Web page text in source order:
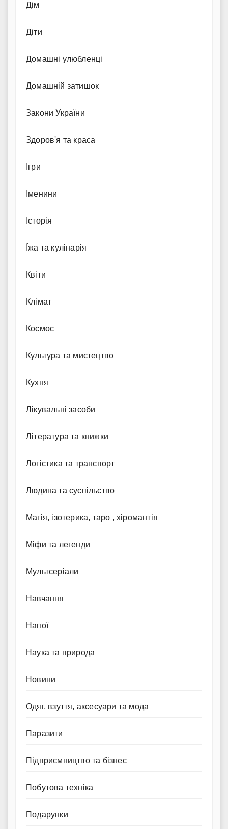
Дім
Діти
Домашні улюбленці
Домашній затишок
Закони України
Здоров'я та краса
Ігри
Іменини
Історія
Їжа та кулінарія
Квіти
Клімат
Космос
Культура та мистецтво
Кухня
Лікувальні засоби
Література та книжки
Логістика та транспорт
Людина та суспільство
Магія, ізотерика, таро , хіромантія
Міфи та легенди
Мультсеріали
Навчання
Напої
Наука та природа
Новини
Одяг, взуття, аксесуари та мода
Паразити
Підприємництво та бізнес
Побутова техніка
Подарунки